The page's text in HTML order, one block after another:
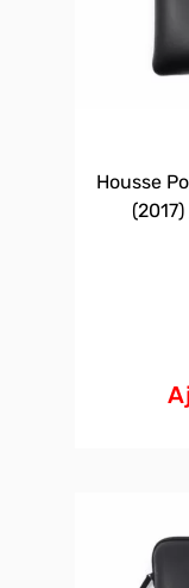
Housse